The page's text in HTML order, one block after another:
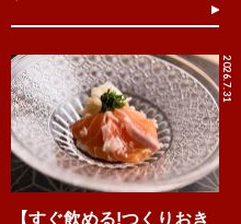
2026.7.31
【すぐ飲める!つくりおき